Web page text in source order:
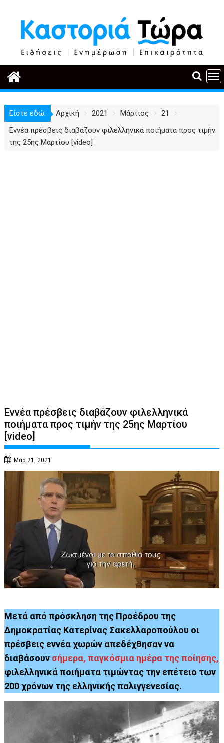
περιεχόμενο
Είστε εδώ: Αρχική 2021 Μάρτιος
21
Εννέα πρέσβεις διαβάζουν φιλελληνικά ποιήματα προς τιμήν
της 25ης Μαρτίου [video]
Εννέα πρέσβεις διαβάζουν φιλελληνικά
ποιήματα προς τιμήν της 25ης Μαρτίου
[video]
Μαρ 21, 2021
Μετά από πρόσκληση της Προέδρου της
Δημοκρατίας Κατερίνας Σακελλαροπούλου οι
πρέσβεις εννέα χωρών απεδέχθησαν να
διαβάσουν σήμερα, παγκόσμια ημέρα της ποίησης,
φιλελληνικά ποιήματα τιμώντας την επέτειο των
200 χρόνων της ελληνικής παλιγγενεσίας.